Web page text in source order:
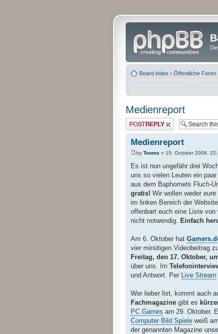
Board index ‹ Öffentliche Foren
Medienreport
Post a reply
Medienreport
by Tooms » 15. October 2008,
Es ist nun ungefähr drei
uns so vielen Leuten ein paar
aus dem Baphomets Fluch-
gratis! Wir wollen weder
im linken Bereich der
offenbart euch eine Liste
nicht notwendig. Einfach
Am 6. Oktober hat
vier minütigen Videobeitrag
Freitag, den 17. Oktober,
über uns. Im
und Antwort. Per Live Stream
Wer lieber list, kommt auch
Fachmagazine gibt es
PC Games am 29. Oktober.
Computer Bild Spiele weiß
der genannten Magazine